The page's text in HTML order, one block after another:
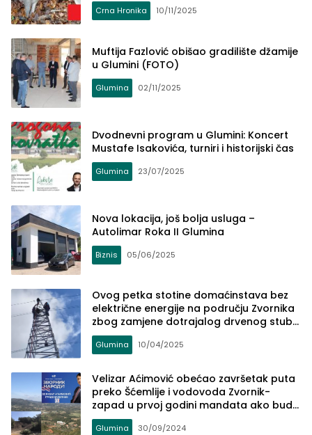
Crna Hronika 10/11/2025
Muftija Fazlović obišao gradilište džamije
u Glumini (FOTO)
Glumina 02/11/2025
Dvodnevni program u Glumini: Koncert
Mustafe Isakovića, turniri i historijski čas
Glumina 23/07/2025
Nova lokacija, još bolja usluga –
Autolimar Roka II Glumina
Biznis 05/06/2025
Ovog petka stotine domaćinstava bez
električne energije na području Zvornika
zbog zamjene dotrajalog drvenog stuba
sa AB stubom
Glumina 10/04/2025
Velizar Aćimović obećao završetak puta
preko Šćemlije i vodovoda Zvornik-
zapad u prvoj godini mandata ako bude
izabran za gradonačelnika Zvornika
Glumina 30/09/2024